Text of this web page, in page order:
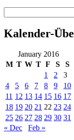
Kalender-
January 2016
M T W T F S
S
1
2
3
4
5 6 7 8 9
10
11 12 13 14 15 16 17
18 19 20 21 22 23 24
25 26 27 28 29 30 31
« Dec
Feb »